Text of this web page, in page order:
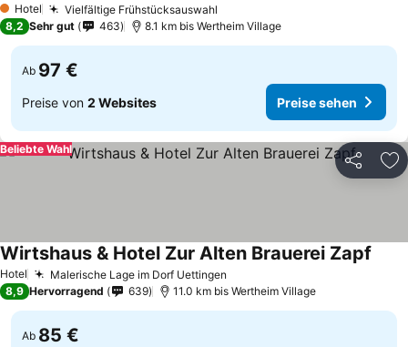
1 Sterne
Hotel Vielfältige Frühstücksauswahl
8,2 Sehr gut 463 8.1 km bis Wertheim Village
Ab 97 €
Preise von 2 Websites Preise sehen
Teilen
Beliebte Wahl
Hotel Malerische Lage im Dorf Uettingen
Wirtshaus & Hotel Zur Alten Brauerei Zapf
8,9 Hervorragend 639 11.0 km bis Wertheim Village
Ab 85 €